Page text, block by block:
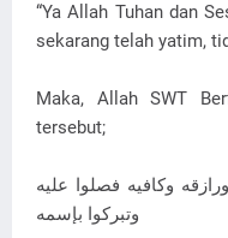
“Ya Allah Tuhan dan
sekarang telah yatim,
Maka, Allah SWT
tersebut;
وكافيه فصلوا عليه
وتبركوا بإسمه